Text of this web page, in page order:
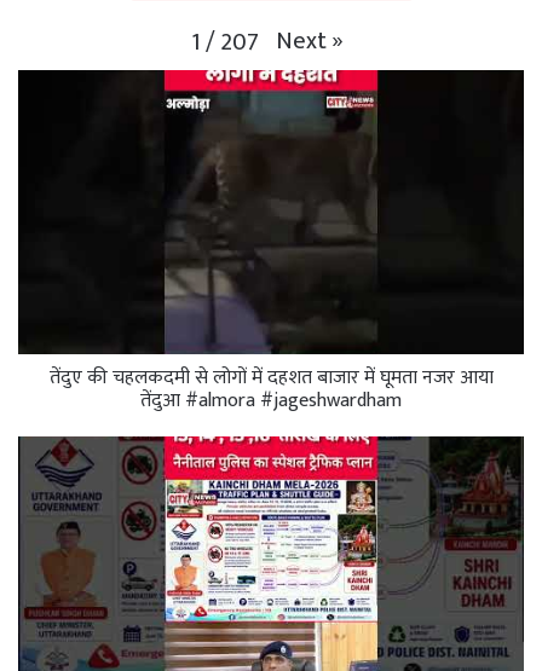
1/207 Next»
तेंदुए की चहलकदमी से लोगों में दहशत बाजार में घूमता नजर आया
तेंदुआ #almora #jageshwardham